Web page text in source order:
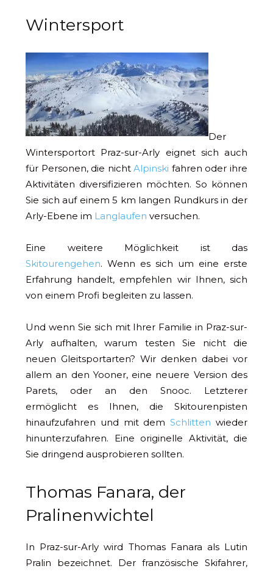
Wintersport
Der
Wintersportort Praz-sur-Arly eignet sich auch
für Personen, die nichtAlpinski fahren oder ihre
Aktivitäten diversifizieren möchten. So können
Sie sich auf einem 5 km langen Rundkurs in der
Arly-Ebene im Langlaufen versuchen.
Eine weitere Möglichkeit ist das
Skitourengehen. Wenn es sich um eine erste
Erfahrung handelt, empfehlen wir Ihnen, sich
von einem Profi begleiten zu lassen.
Und wenn Sie sich mit Ihrer Familie in Praz-sur-
Arly aufhalten, warum testen Sie nicht die
neuen Gleitsportarten? Wir denken dabei vor
allem an den Yooner, eine neuere Version des
Parets, oder an den Snooc. Letzterer
ermöglicht es Ihnen, die Skitourenpisten
hinaufzufahren und mit demSchlitten wieder
hinunterzufahren. Eine originelle Aktivität, die
Sie dringend ausprobieren sollten.
Thomas Fanara, der
Pralinenwichtel
In Praz-sur-Arly wird Thomas Fanara als Lutin
Pralin bezeichnet. Der französische Skifahrer,